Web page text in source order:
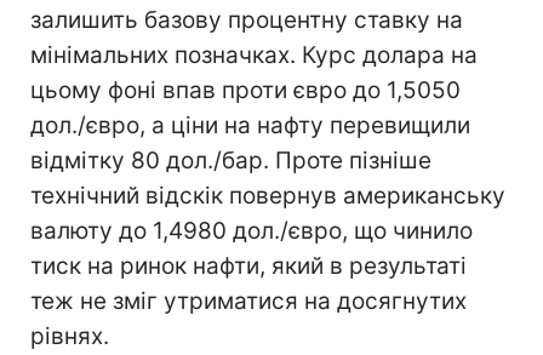
залишить базову процентну ставку на
мінімальних позначках. Курс долара на
цьому фоні впав проти євро до 1,5050
дол./євро, а ціни на нафту перевищили
відмітку 80 дол./бар. Проте пізніше
технічний відскік повернув американську
валюту до 1,4980 дол./євро, що чинило
тиск на ринок нафти, який в результаті
теж не зміг утриматися на досягнутих
рівнях.